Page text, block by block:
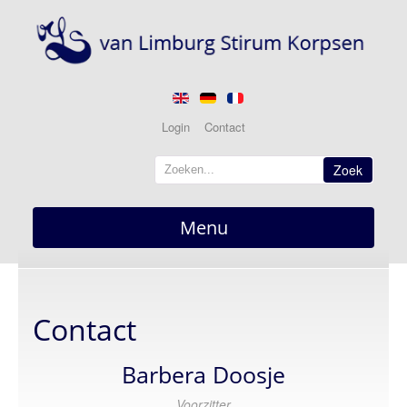
Login Contact
Zoek
Menu
Home
Nieuws
actueel
Contact
Barbera Doosje